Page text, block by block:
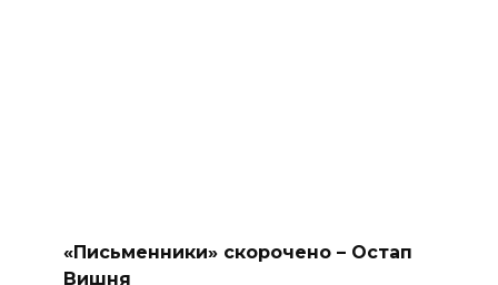
«Письменники» скорочено – Остап
Вишня